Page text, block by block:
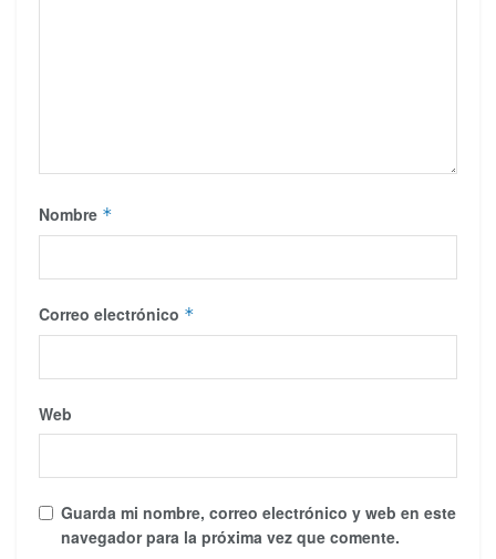
Nombre *
Correo electrónico *
Web
Guarda mi nombre, correo electrónico y web en este
navegador para la próxima vez que comente.